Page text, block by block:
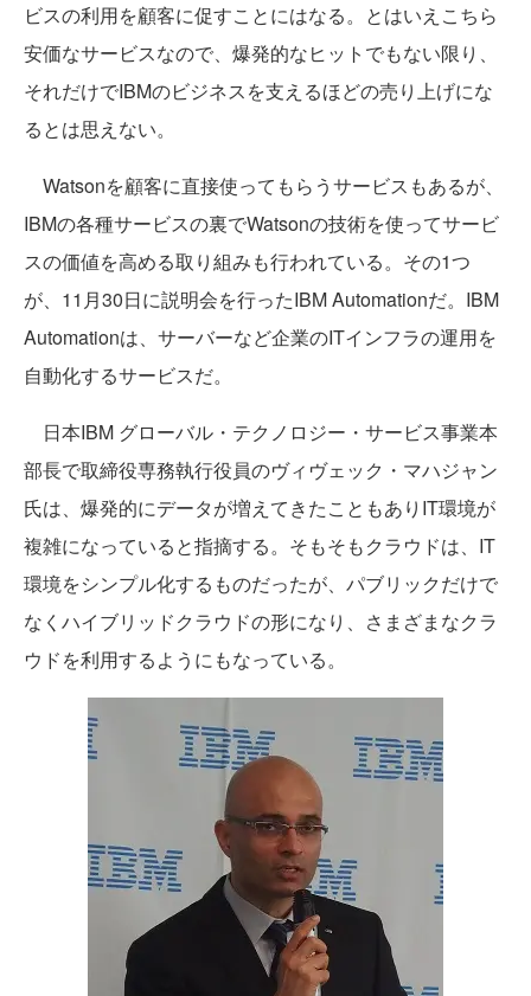
ビスの利用を顧客に促すことにはなる。とはいえこちら
安価なサービスなので、爆発的なヒットでもない限り、
それだけでIBMのビジネスを支えるほどの売り上げにな
るとは思えない。
Watsonを顧客に直接使ってもらうサービスもあるが、
IBMの各種サービスの裏でWatsonの技術を使ってサービ
スの価値を高める取り組みも行われている。その1つ
が、11月30日に説明会を行ったIBM Automationだ。IBM
Automationは、サーバーなど企業のITインフラの運用を
自動化するサービスだ。
日本IBM グローバル・テクノロジー・サービス事業本
部長で取締役専務執行役員のヴィヴェック・マハジャン
氏は、爆発的にデータが増えてきたこともありIT環境が
複雑になっていると指摘する。そもそもクラウドは、IT
環境をシンプル化するものだったが、パブリックだけで
なくハイブリッドクラウドの形になり、さまざまなクラ
ウドを利用するようにもなっている。